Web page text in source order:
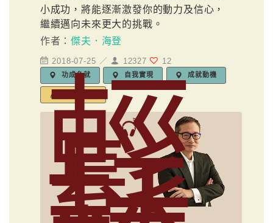
小成功，將能逐漸激發你的動力及信心，
繼續邁向未來更大的挑戰。
作者：傑夫．海登
2018-07-25 ／ 12327 12
功成名就 自我實現 成就動機
輕